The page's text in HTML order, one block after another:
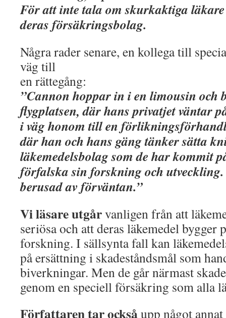
För att inte tala om skurkaktiga
deras försäkringsbolag.
Några rader senare, en kollega till
väg till
en rättegång:
”Cannon hoppar in i en limousin och
flygplatsen, där hans privatjet väntar
i väg honom till en
där han och hans gäng tänker sätta
läkemedelsbolag som de har kommit
förfalska sin forskning och
berusad av förväntan.”
Vi läsare utgårvanligen från att
seriösa och att deras läkemedel
forskning. I sällsynta fall kan
på ersättning i skadeståndsmål som
biverkningar. Men de går närmast
genom en speciell försäkring som alla
Författaren tar ocksåupp något